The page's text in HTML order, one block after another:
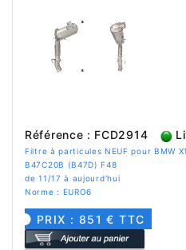
Référence : FCD2914
Filtre à particules NEUF pour BMW
B47C20B (B47D) F48
de 11/17 à aujourd'hui
Norme : EURO6
PRIX : 851 € TTC